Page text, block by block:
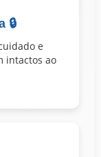
🔒
e
intactos ao